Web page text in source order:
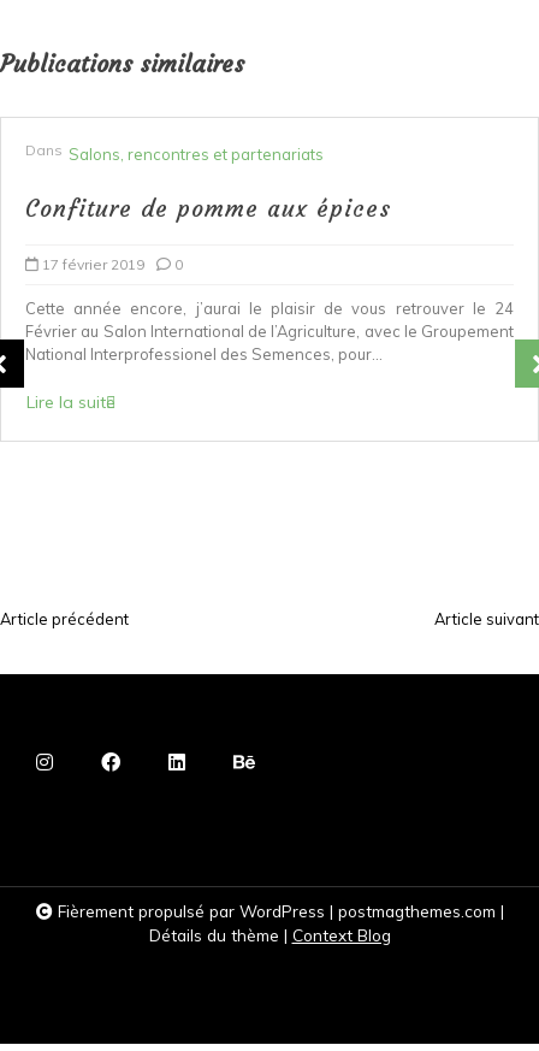
Publications similaires
rencontres et partenariats
de pomme aux épices
2019 0
encore, j’aurai le plaisir de vous retrouver le 24
Salon International de l’Agriculture, avec le Groupement
des Semences, pour...
le
N
i
e
Article précédent Article suivant
Fièrement propulsé par WordPress | postmagthemes.com |
Détails du thème | Context Blog